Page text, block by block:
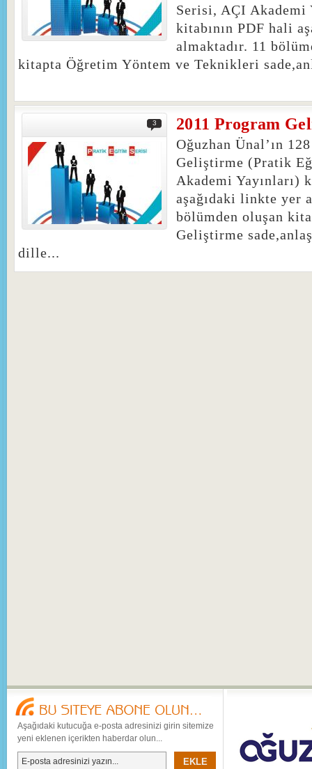
Serisi, AÇI Akademi
kitabının PDF hali
almaktadır. 11
kitapta Öğretim Yöntem ve Teknikleri
3 2011 Program
Oğuzhan Ünal’ın
Geliştirme (Pratik
Akademi Yayınları)
aşağıdaki linkte yer
bölümden oluşan
Geliştirme
dille...
Aşağıdaki kutucuğa e-posta adresinizi girin sitemize
yeni eklenen içerikten haberdar olun...